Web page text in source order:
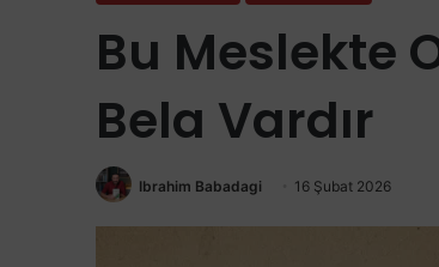
Bu Meslekte
Bela Vardır
Ibrahim Babadagi 16 Şubat 2026